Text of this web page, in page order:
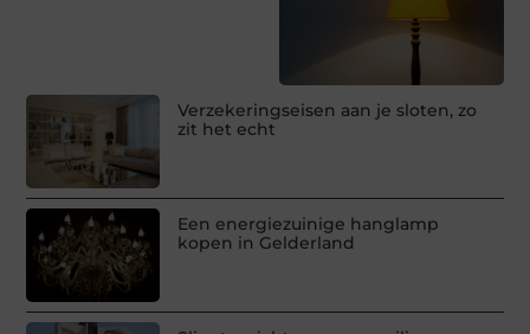
Verzekeringseisen aan je sloten, zo
zit het echt
Een energiezuinige hanglamp
kopen in Gelderland